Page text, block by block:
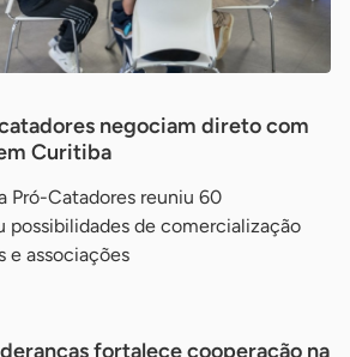
negociam direto com
Curitiba
Pró-Catadores reuniu 60
possibilidades de comercialização
e associações
fortalece cooperação na